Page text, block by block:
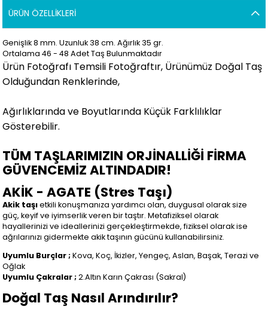
ÜRÜN ÖZELLIKLERI
Genişlik 8 mm. Uzunluk 38 cm. Ağırlık 35 gr.
Ortalama 46 - 48 Adet Taş Bulunmaktadır
Ürün Fotoğrafı Temsili Fotoğraftır, Ürünümüz Doğal Taş
Olduğundan Renklerinde,
Ağırlıklarında ve Boyutlarında Küçük Farklılıklar
Gösterebilir.
TÜM TAŞLARIMIZIN ORJİNALLİĞİ FİRMA
GÜVENCEMİZ ALTINDADIR!
AKİK - AGATE (Stres Taşı)
Akik taşıetkili konuşmanıza yardımcı olan, duygusal olarak size
güç, keyif ve iyimserlik veren bir taştır. Metafiziksel olarak
hayallerinizi ve ideallerinizi gerçekleştirmekde, fiziksel olarak ise
ağrılarınızı gidermekte akik taşının gücünü kullanabilirsiniz.
Uyumlu Burçlar ;Kova, Koç, İkizler, Yengeç, Aslan, Başak, Terazi ve
Oğlak
Uyumlu Çakralar ;2.Altın Karın Çakrası (Sakral)
Doğal Taş Nasıl Arındırılır?